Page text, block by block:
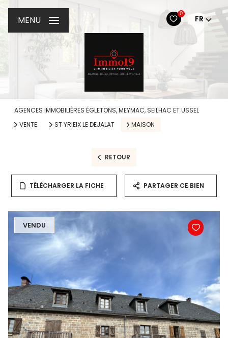
0
FR
MENU
AGENCES IMMOBILIÈRES ÉGLETONS, MEYMAC, SEILHAC ET USSEL
VENTE
ST YRIEIX LE DEJALAT MAISON
RETOUR
TÉLÉCHARGER LA FICHE PARTAGER CE BIEN
VENDU